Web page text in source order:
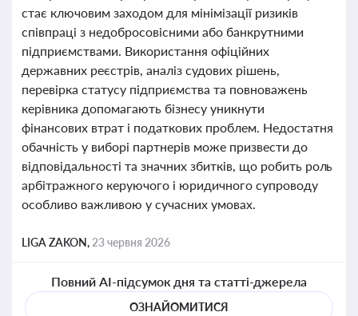
стає ключовим заходом для мінімізації ризиків
співпраці з недобросовісними або банкрутними
підприємствами. Використання офіційних
державних реєстрів, аналіз судових рішень,
перевірка статусу підприємства та повноважень
керівника допомагають бізнесу уникнути
фінансових втрат і податкових проблем. Недостатня
обачність у виборі партнерів може призвести до
відповідальності та значних збитків, що робить роль
арбітражного керуючого і юридичного супроводу
особливо важливою у сучасних умовах.
LIGA ZAKON, 23 червня 2026
Повний AI-підсумок дня та статті-джерела
ОЗНАЙОМИТИСЯ